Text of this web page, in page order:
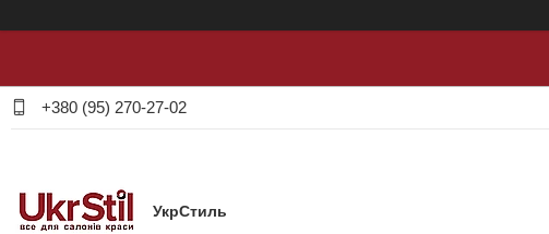
+380 (95) 270-27-02
УкрСтиль